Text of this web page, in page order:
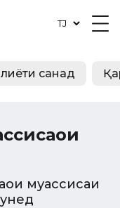
санадӣ
муассисаи